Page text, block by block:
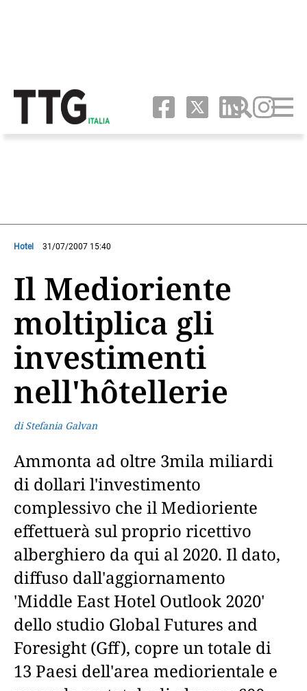
Hotel 31/07/2007 15:40
Il Medioriente
moltiplica gli
investimenti
nell'hôtellerie
di Stefania Galvan
Ammonta ad oltre 3mila miliardi
di dollari l'investimento
complessivo che il Medioriente
effettuerà sul proprio ricettivo
alberghiero da qui al 2020. Il dato,
diffuso dall'aggiornamento
'Middle East Hotel Outlook 2020'
dello studio Global Futures and
Foresight (Gff), copre un totale di
13 Paesi dell'area mediorientale e